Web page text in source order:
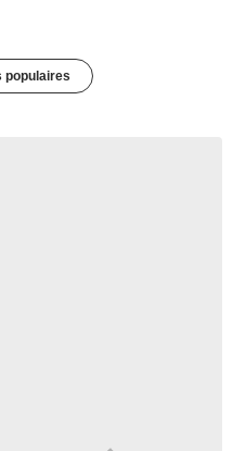
populaires